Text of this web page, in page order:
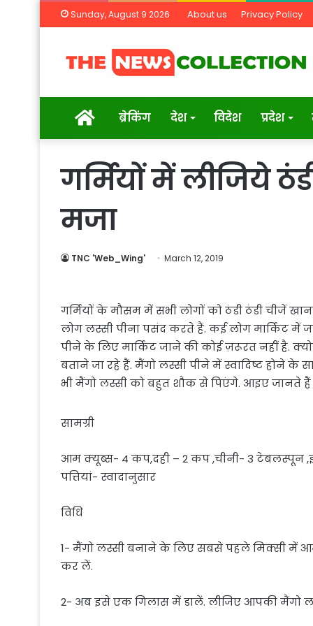
Sunday, August 9 2026 About us Privacy Policy
Homeब्रेकिंग देश विदेश प्रदेश
गर्मियों में लीजिये
मजा
TNC 'Web_Wing' March 12, 2019
गर्मियों के मौसम में सभी लोगों को ठंडी ठंडी चीजें
लोग लस्सी पीना पसंद करते हैं. कई लोग मार्किट
पीने के लिए मार्किट जाने की कोई ज़रूरत नहीं है.
बताने जा रहे हैं. मैंगो लस्सी पीने में स्वादिष्ट होने
भी मैंगो लस्सी को बहुत शौक से पिएंगे. आइए जानते
सामग्री
आम क्यूब्स- 4 कप,दही – 2 कप ,चीनी- 3 टेबलस्पून
पत्तियां- स्वादानुसार
विधि
1- मैंगो लस्सी बनाने के लिए सबसे पहले मिक्सी में
कर लें.
2- अब इसे एक गिलास में डालें. लीजिए आपकी मैंगो